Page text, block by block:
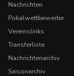
Nachrichten
Pokalwettbewerbe
Vereinslinks
Transferliste
Nachrichtenarchiv
Saisonarchiv